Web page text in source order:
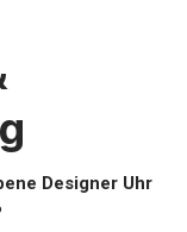
Designer Uhr